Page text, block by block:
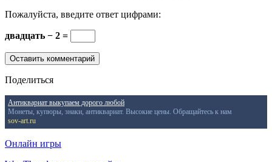
Пожалуйста, введите ответ цифрами:
двадцать − 2 =
Поделиться
Антиквариат выкупаем дорого любой
Монеты, купюры, знаки, антиквариат. Высокие цены. Обращайтесь к нам
sov-art.ru
Онлайн игры